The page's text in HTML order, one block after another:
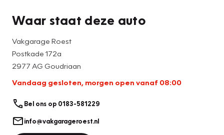
Ervaar sportiviteit en luxe in perfecte harmonie met deze
stijlvolle en dynamische sedan met een tijdloos karakter.
Zoals u van BMW mag verwachten, straalt deze Gran
Coupé pure sportiviteit uit, gecombineerd met een
degelijkheid uit Beieren (Duitsland). Onder de motorkap ligt
de prettige 1.5 turbo motor (100 kW) die in combinatie met
de automatische versnellingsbak zorgt voor een soepele,
Waar staat deze auto
Vakgarage Roest
Postkade 172a
2977 AG Goudriaan
Vandaag gesloten, morgen open vanaf 08:00
Bel ons op 0183-581229
info@vakgarageroest.nl